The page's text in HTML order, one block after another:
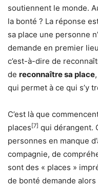
soutiennent le monde.
la bonté ? La réponse
sa place une personne
demande en premier
c’est-à-dire de
de reconnaître sa place
qui permet à ce qui s’y
C’est là que
places[7] qui dérangent.
personnes en manque
compagnie, de
sont des « places »
de bonté demande